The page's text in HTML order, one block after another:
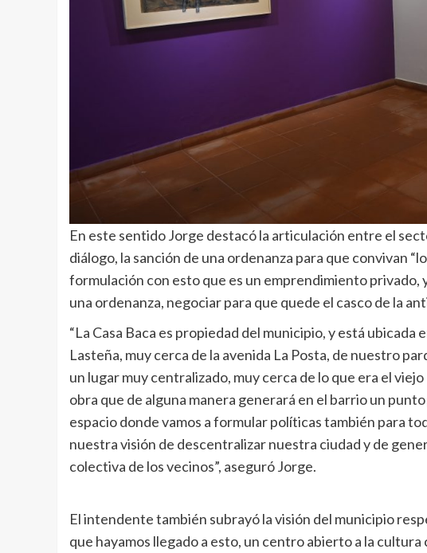
En este sentido Jorge destacó la articulación entre el
diálogo, la sanción de una ordenanza para que convivan
formulación con esto que es un emprendimiento
una ordenanza, negociar para que quede el casco de la
“La Casa Baca es propiedad del municipio, y está ubicada
Lasteña, muy cerca de la avenida La Posta, de nuestro
un lugar muy centralizado, muy cerca de lo que era el
obra que de alguna manera generará en el barrio un
espacio donde vamos a formular políticas también para
nuestra visión de descentralizar nuestra ciudad y de
colectiva de los vecinos”, aseguró Jorge.
El intendente también subrayó la visión del municipio
que hayamos llegado a esto, un centro abierto a la